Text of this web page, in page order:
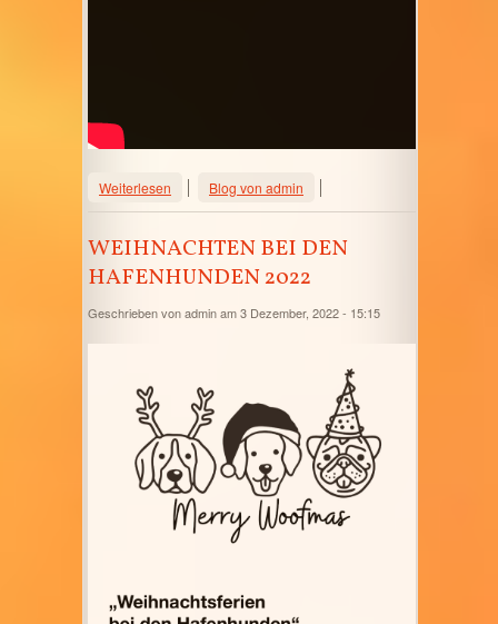
Weiterlesen über Wie die Taubheit meiner Hunde
meinen Weg beschrieb
Blog von admin
WEIHNACHTEN BEI DEN
HAFENHUNDEN 2022
Geschrieben vonadminam 3 Dezember, 2022 - 15:15